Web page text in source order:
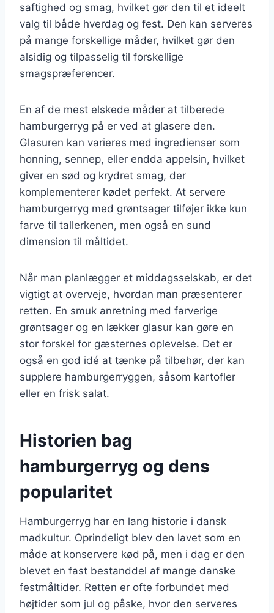
saftighed og smag, hvilket gør den til et ideelt
valg til både hverdag og fest. Den kan serveres
på mange forskellige måder, hvilket gør den
alsidig og tilpasselig til forskellige
smagspræferencer.
En af de mest elskede måder at tilberede
hamburgerryg på er ved at glasere den.
Glasuren kan varieres med ingredienser som
honning, sennep, eller endda appelsin, hvilket
giver en sød og krydret smag, der
komplementerer kødet perfekt. At servere
hamburgerryg med grøntsager tilføjer ikke kun
farve til tallerkenen, men også en sund
dimension til måltidet.
Når man planlægger et middagsselskab, er det
vigtigt at overveje, hvordan man præsenterer
retten. En smuk anretning med farverige
grøntsager og en lækker glasur kan gøre en
stor forskel for gæsternes oplevelse. Det er
også en god idé at tænke på tilbehør, der kan
supplere hamburgerryggen, såsom kartofler
eller en frisk salat.
Historien bag
hamburgerryg og dens
popularitet
Hamburgerryg har en lang historie i dansk
madkultur. Oprindeligt blev den lavet som en
måde at konservere kød på, men i dag er den
blevet en fast bestanddel af mange danske
festmåltider. Retten er ofte forbundet med
højtider som jul og påske, hvor den serveres